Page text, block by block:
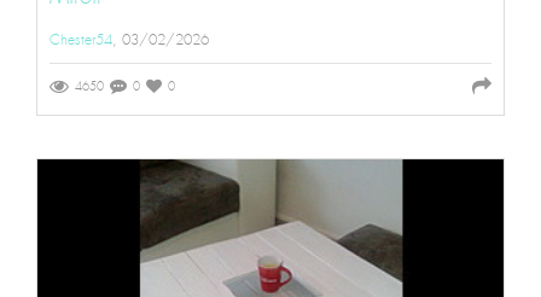
Chester54, 03/02/2026
4650 0 0